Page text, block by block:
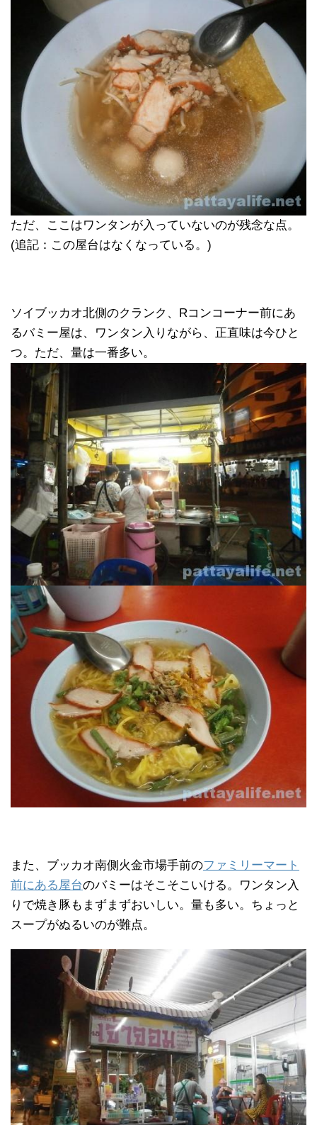
ただ、ここはワンタンが入っていないのが残念な点。
(追記：この屋台はなくなっている。)
ソイブッカオ北側のクランク、Rコンコーナー前にあ
るバミー屋は、ワンタン入りながら、正直味は今ひと
つ。ただ、量は一番多い。
また、ブッカオ南側火金市場手前のファミリーマート
前にある屋台のバミーはそこそこいける。ワンタン入
りで焼き豚もまずまずおいしい。量も多い。ちょっと
スープがぬるいのが難点。